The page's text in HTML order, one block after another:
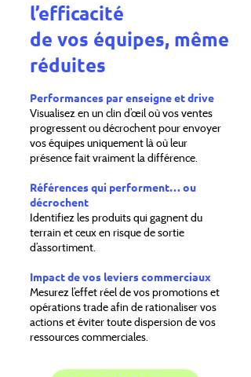
l’efficacité
de vos équipes, même
réduites
Performances par enseigne et drive
Visualisez en un clin d’œil où vos ventes
progressent ou décrochent pour envoyer
vos équipes uniquement là où leur
présence fait vraiment la différence.
Références qui performent… ou
décrochent
Identifiez les produits qui gagnent du
terrain et ceux en risque de sortie
d’assortiment.
Impact de vos leviers commerciaux
Mesurez l’effet réel de vos promotions et
opérations trade afin de rationaliser vos
actions et éviter toute dispersion de vos
ressources commerciales.